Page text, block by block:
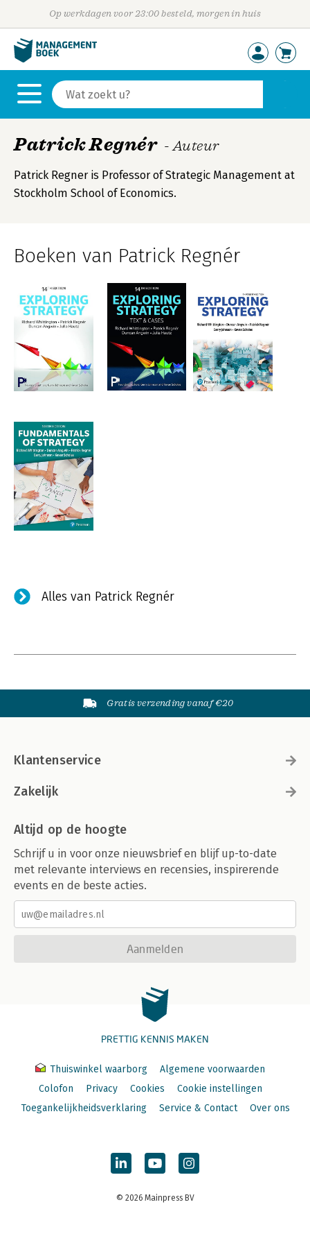
Op werkdagen voor 23:00 besteld, morgen in huis
Patrick Regnér - Auteur
Patrick Regner is Professor of Strategic Management at
Stockholm School of Economics.
Boeken van Patrick Regnér
Alles van Patrick Regnér
Gratis verzending vanaf €20
Klantenservice
Zakelijk
Altijd op de hoogte
Schrijf u in voor onze nieuwsbrief en blijf up-to-date
met relevante interviews en recensies, inspirerende
events en de beste acties.
Aanmelden
PRETTIG KENNIS MAKEN
Thuiswinkel waarborg
Algemene voorwaarden
Colofon
Privacy Cookies
Cookie instellingen
Toegankelijkheidsverklaring
Service & Contact Over ons
© 2026 Mainpress BV